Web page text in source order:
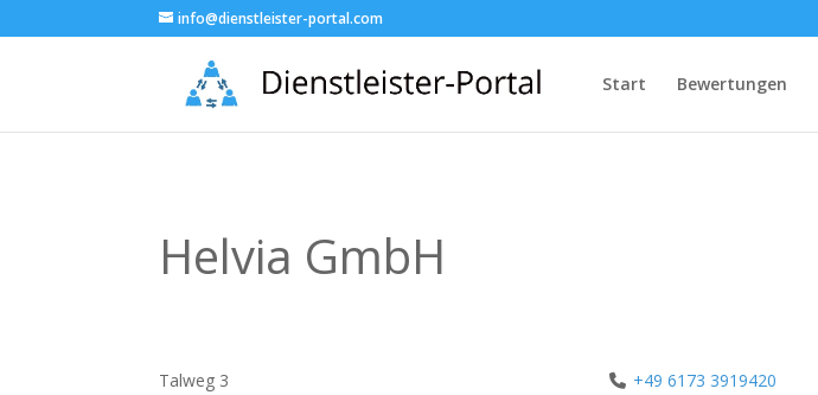
info@dienstleister-portal.com
Start Bewertungen
Helvia GmbH
Talweg 3
+49 6173 3919420